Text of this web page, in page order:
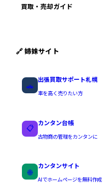
買取・売却ガイド
🔗 姉妹サイト
🚗
出張買取サポート札幌
車を高く売りたい方
📋 カンタン台帳
古物商の管理をカンタンに
🌐
カンタンサイト
AIでホームページを無料作成